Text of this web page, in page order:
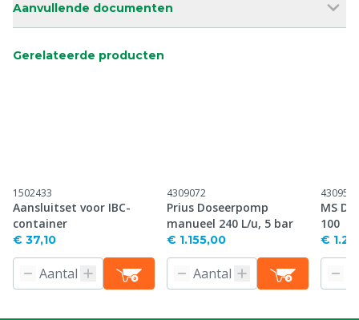
Aanvullende documenten
Gerelateerde producten
1502433
Aansluitset voor IBC-
container
€ 37,10
4309072
Prius Doseerpomp
manueel 240 L/u, 5 bar
€ 1.155,00
4309543
MS
100
€